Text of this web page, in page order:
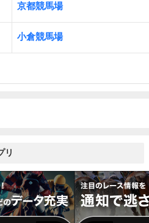
京都競馬場
小倉競馬場
リ